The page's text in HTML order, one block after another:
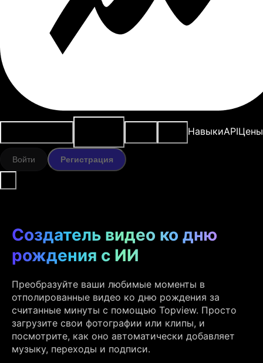
НавыкиAPIЦены
Войти Регистрация
Создатель видео ко дню
рождения с ИИ
Преобразуйте ваши любимые моменты в
отполированные видео ко дню рождения за
считанные минуты с помощью Topview. Просто
загрузите свои фотографии или клипы, и
посмотрите, как оно автоматически добавляет
музыку, переходы и подписи.